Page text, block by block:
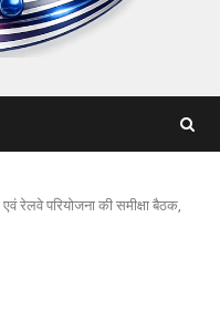
रेलवे परियोजना की समीक्षा बैठक,